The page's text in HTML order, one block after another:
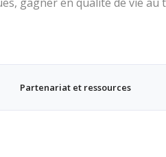
Partenariat et ressources